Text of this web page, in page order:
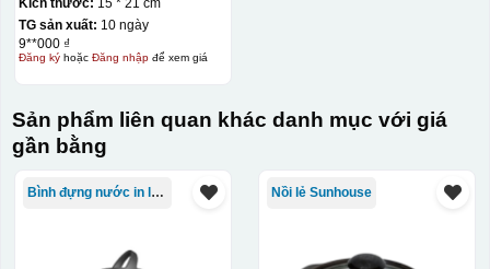
Kích thước: 15 * 21 cm
TG sản xuất: 10 ngày
9**000 ₫
Đăng kýhoặc Đăng nhậpđể xem giá
Sản phẩm liên quan khác danh mục với giá
gần bằng
Bình đựng nước in logo Nồi lẻ Sunhouse